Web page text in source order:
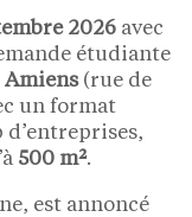
2026 avec
étudiante
Amiens(rue de
un format
500 m².
est annoncé